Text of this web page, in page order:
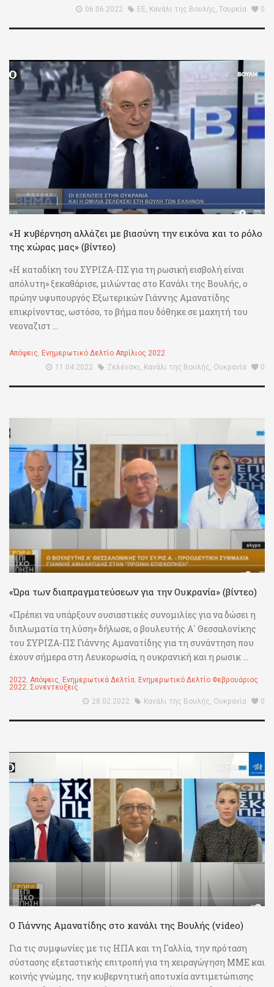
06.06.2022
ΕΕ, Κανάλι της Βουλής, Τουρκία 0
«Η κυβέρνηση αλλάζει με βιασύνη την εικόνα και το ρόλο
της χώρας μας» (βίντεο)
«Η καταδίκη του ΣΥΡΙΖΑ-ΠΣ για τη ρωσική εισβολή είναι
απόλυτη» ξεκαθάρισε, μιλώντας στο Κανάλι της Βουλής, ο
πρώην υφυπουργός Εξωτερικών Γιάννης Αμανατίδης
επικρίνοντας, ωστόσο, το βήμα που δόθηκε σε μαχητή του
νεοναζιστ ...
Απόψεις, Ενημερωτικό Δελτίο Απρίλιος 2022
11.04.2022
Ζελένσκι, Κανάλι της Βουλής, Ουκρανία 0
«Ώρα των διαπραγματεύσεων για την Ουκρανία» (βίντεο)
«Πρέπει να υπάρξουν ουσιαστικές συνομιλίες για να δώσει η
διπλωματία τη λύση» δήλωσε, ο βουλευτής Α΄ Θεσσαλονίκης
του ΣΥΡΙΖΑ-ΠΣ Γιάννης Αμανατίδης για τη συνάντηση που
έχουν σήμερα στη Λευκορωσία, η ουκρανική και η ρωσικ ...
2022 Απόψεις Ενημερωτικά Δελτία Ενημερωτικό Δελτίο Φεβρουάριος
2022 Συνεντεύξεις
28.02.2022
Κανάλι της Βουλής Ουκρανία 0
Ο Γιάννης Αμανατίδης στο κανάλι της Βουλής (video)
Για τις συμφωνίες με τις ΗΠΑ και τη Γαλλία, την πρόταση
σύστασης εξεταστικής επιτροπή για τη χειραγώγηση ΜΜΕ και
κοινής γνώμης, την κυβερνητική αποτυχία αντιμετώπισης